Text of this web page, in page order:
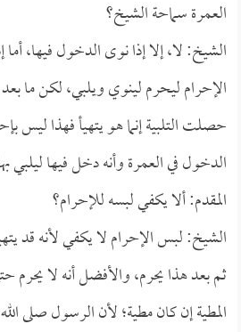
العمرة سماحة الشيخ؟
الشيخ: لا، إلا إذا نوى الدخول فيها،
الإحرام ليحرم لينوي ويلبي، لكن ما
حصلت التلبية إنما هو يتهيأ فهذا ليس
الدخول في العمرة وأنه دخل فيها ليلبي
المقدم: ألا يكفي لبسه للإحرام؟
الشيخ: لبس الإحرام لا يكفي لأنه قد
ثم بعد هذا يحرم، والأفضل أنه لا يحرم
المطية إن كان مطية؛ لأن الرسول صلى